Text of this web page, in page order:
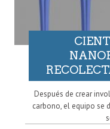
Después de crear
carbono, el equipo se